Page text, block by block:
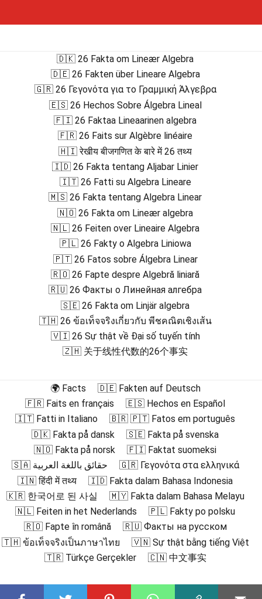
🇩🇰 26 Fakta om Lineær Algebra
🇩🇪 26 Fakten über Lineare Algebra
🇬🇷 26 Γεγονότα για το Γραμμική Άλγεβρα
🇪🇸 26 Hechos Sobre Álgebra Lineal
🇫🇮 26 Faktaa Lineaarinen algebra
🇫🇷 26 Faits sur Algèbre linéaire
🇭🇮 रेखीय बीजगणित के बारे में 26 तथ्य
🇮🇩 26 Fakta tentang Aljabar Linier
🇮🇹 26 Fatti su Algebra Lineare
🇲🇸 26 Fakta tentang Algebra Linear
🇳🇴 26 Fakta om Lineær algebra
🇳🇱 26 Feiten over Lineaire Algebra
🇵🇱 26 Fakty o Algebra Liniowa
🇵🇹 26 Fatos sobre Álgebra Linear
🇷🇴 26 Fapte despre Algebră liniară
🇷🇺 26 Факты о Линейная алгебра
🇸🇪 26 Fakta om Linjär algebra
🇹🇭 26 ข้อเท็จจริงเกี่ยวกับ พีชคณิตเชิงเส้น
🇻🇮 26 Sự thật về Đại số tuyến tính
🇿🇭 关于线性代数的26个事实
🌍 Facts
🇩🇪 Fakten auf Deutsch
🇫🇷 Faits en français
🇪🇸 Hechos en Español
🇮🇹 Fatti in Italiano
🇧🇷 🇵🇹 Fatos em português
🇩🇰 Fakta på dansk
🇸🇪 Fakta på svenska
🇳🇴 Fakta på norsk
🇫🇮 Faktat suomeksi
🇸🇦 حقائق باللغة العربية
🇬🇷 Γεγονότα στα ελληνικά
🇮🇳 हिंदी में तथ्य
🇮🇩 Fakta dalam Bahasa Indonesia
🇰🇷 한국어로 된 사실
🇲🇾 Fakta dalam Bahasa Melayu
🇳🇱 Feiten in het Nederlands
🇵🇱 Fakty po polsku
🇷🇴 Fapte în română
🇷🇺 Факты на русском
🇹🇭 ข้อเท็จจริงเป็นภาษาไทย
🇻🇳 Sự thật bằng tiếng Việt
🇹🇷 Türkçe Gerçekler
🇨🇳 中文事实